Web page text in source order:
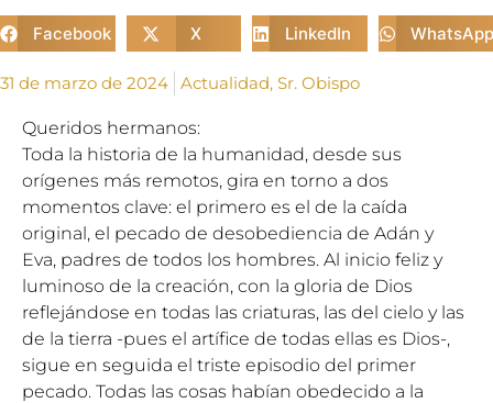
Facebook X LinkedIn WhatsApp
31 de marzo de 2024 Actualidad, Sr. Obispo
Queridos hermanos:
Toda la historia de la humanidad, desde sus
orígenes más remotos, gira en torno a dos
momentos clave: el primero es el de la caída
original, el pecado de desobediencia de Adán y
Eva, padres de todos los hombres. Al inicio feliz y
luminoso de la creación, con la gloria de Dios
reflejándose en todas las criaturas, las del cielo y las
de la tierra -pues el artífice de todas ellas es Dios-,
sigue en seguida el triste episodio del primer
pecado. Todas las cosas habían obedecido a la